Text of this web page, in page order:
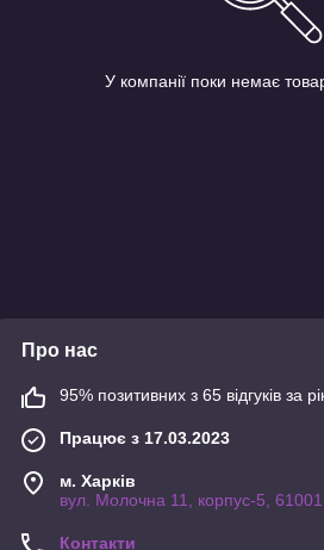
У компанії поки немає
Про нас
95% позитивних з 65 відгуків за
Працює з 17.03.2023
м. Харків
вул. Молочна 11, корпус-5,
Контакти